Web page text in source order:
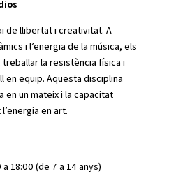
de llibertat i creativitat. A
i l’energia de la música, els
la resistència física i
equip. Aquesta disciplina
en un mateix i la capacitat
en art.
18:00 (de 7 a 14 anys)